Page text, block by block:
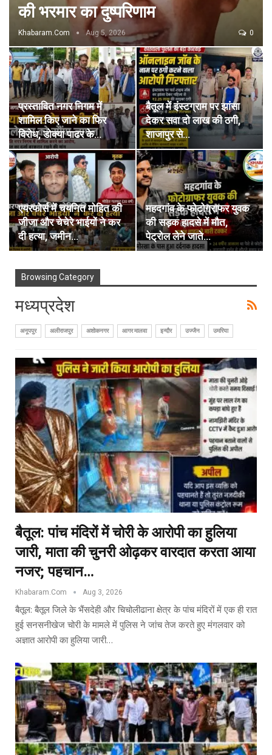
की भरमार का दुष्परिणाम
Khabaram.Com Aug 5, 2026 0
प्रस्तावित नगर निगम में
शामिल किए जाने का फिर
विरोध, डोक्या पाढर के…
बैतूल में इंस्टग्राम पर झांसा
देकर सवा दो लाख की ठगी,
शाजापुर से…
एयरफोर्स में चयनित मोहित की
जीजा और चेचेरे भाईयों ने कर
दी हत्या, जमीन…
महदगांव के फोटोग्राफर युवक
की सड़क हादसे में मौत,
पेट्रोल लेने जाते…
Browsing Category
मध्यप्रदेश
अनूपपुर अलीराजपुर अशोकनगर आगर मालवा इन्दौर उज्जैन उमरिया
बैतूल: पांच मंदिरों में चोरी के आरोपी का हुलिया
जारी, माता की चुनरी ओढ़कर वारदात करता आया
नजर; पहचान…
Khabaram.Com Aug 3, 2026
बैतूल: बैतूल जिले के भैंसदेही और चिचोलीढाना क्षेत्र के पांच मंदिरों में एक ही रात
हुई सनसनीखेज चोरी के मामले में पुलिस ने जांच तेज करते हुए मंगलवार को
अज्ञात आरोपी का हुलिया जारी…